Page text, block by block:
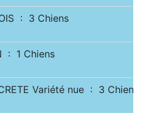
: 3 Chiens
: 1 Chiens
Variété nue : 3 Chiens